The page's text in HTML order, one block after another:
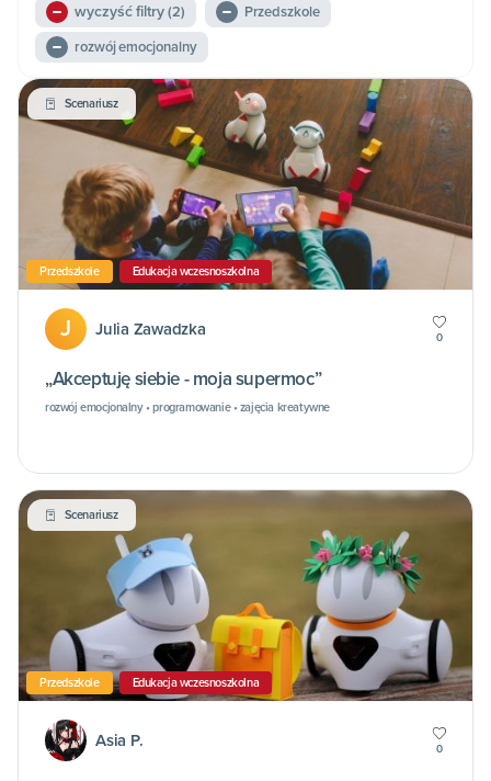
wyczyść filtry(2)
Przedszkole
rozwój emocjonalny
Scenariusz
Przedszkole Edukacja wczesnoszkolna
J Julia Zawadzka 0
„Akceptuję siebie - moja supermoc”
rozwój emocjonalny • programowanie • zajęcia kreatywne
Scenariusz
Przedszkole Edukacja wczesnoszkolna
Asia P. 0